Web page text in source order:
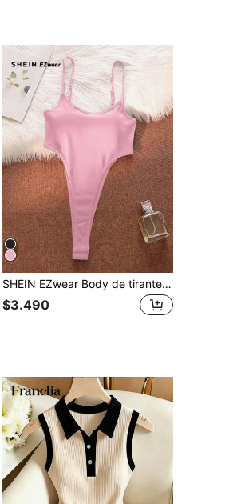
SHEIN EZwear Body de tirantes finos de estilo minimalista y sexy en color rosa, adecuado para el verano
$3.490